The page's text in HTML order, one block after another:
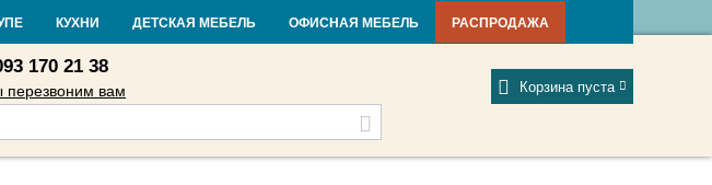
Мой профиль
и возврат Кредит Статьи и новости Фабрики Отзывы
170 21 38
вам Корзина пуста
КУХНИ ДЕТСКАЯ МЕБЕЛЬ ОФИСНАЯ МЕБЕЛЬ РАСПРОДАЖА